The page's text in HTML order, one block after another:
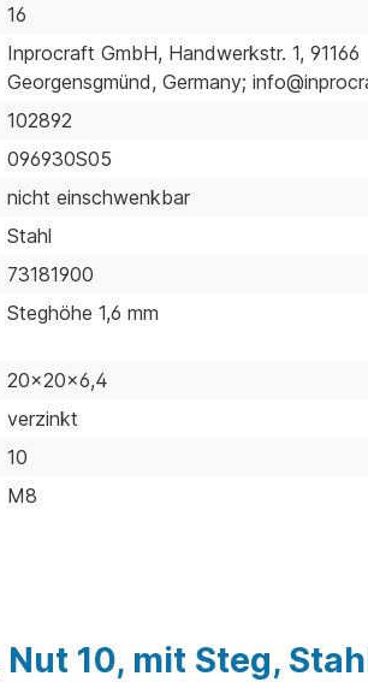
10, mit Steg,
16
Inprocraft GmbH, Handwerkstr. 1, 91166
Georgensgmünd, Germany;
102892
096930S05
nicht einschwenkbar
Stahl
73181900
Steghöhe 1,6 mm
20x20x6,4
verzinkt
10
M8